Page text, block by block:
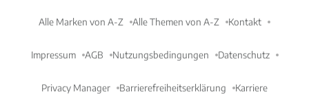
Alle Marken von A-Z Alle Themen von A-Z Kontakt
Impressum AGB Nutzungsbedingungen Datenschutz
Privacy Manager Barrierefreiheitserklärung Karriere